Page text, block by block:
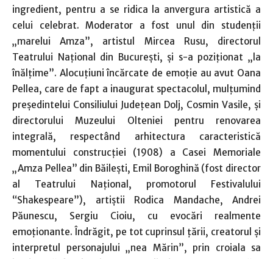
ingredient, pentru a se ridica la anvergura artistică a
celui celebrat. Moderator a fost unul din studenţii
„marelui Amza”, artistul Mircea Rusu, directorul
Teatrului Naţional din Bucureşti, şi s-a poziţionat „la
înălţime”. Alocuţiuni încărcate de emoţie au avut Oana
Pellea, care de fapt a inaugurat spectacolul, mulţumind
preşedintelui Consiliului Judeţean Dolj, Cosmin Vasile, şi
directorului Muzeului Olteniei pentru renovarea
integrală, respectând arhitectura caracteristică
momentului construcţiei (1908) a Casei Memoriale
„Amza Pellea” din Băileşti, Emil Boroghină (fost director
al Teatrului Naţional, promotorul Festivalului
“Shakespeare”), artiştii Rodica Mandache, Andrei
Păunescu, Sergiu Cioiu, cu evocări realmente
emoţionante. Îndrăgit, pe tot cuprinsul ţării, creatorul şi
interpretul personajului „nea Mărin”, prin croiala sa